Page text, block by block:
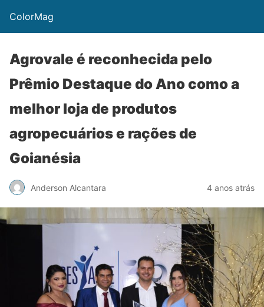
ColorMag
Agrovale é reconhecida pelo
Prêmio Destaque do Ano como a
melhor loja de produtos
agropecuários e rações de
Goianésia
Anderson Alcantara 4 anos atrás